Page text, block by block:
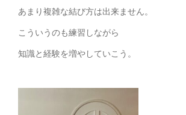
あまり複雑な結び方は出来ません。
こういうのも練習しながら
知識と経験を増やしていこう。